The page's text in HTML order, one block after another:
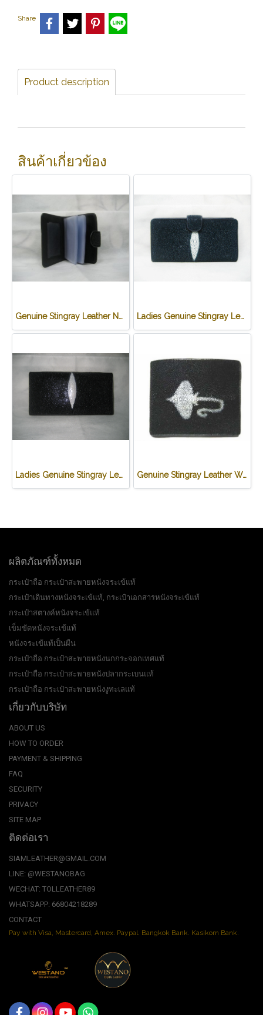
Share
Product description
สินค้าเกี่ยวข้อง
Genuine Stingray Leather Name Card Wallet/Purse in Black Colour #STM584W Ladies Genuine Stingray Leather Long Wallet/Purse in Blue Colour #STW564W
Ladies Genuine Stingray Leather Passport Wallet/Purse in Black Colour #STW552W Genuine Stingray Leather Wallet in Stingray Design #STM498W
ผลิตภัณฑ์ทั้งหมด
กระเป๋าถือ กระเป๋าสะพายหนังจระเข้แท้
กระเป๋าเดินทางหนังจระเข้แท้, กระเป๋าเอกสารหนังจระเข้แท้
กระเป๋าสตางค์หนังจระเข้แท้
เข็มขัดหนังจระเข้แท้
หนังจระเข้แท้เป็นผืน
กระเป๋าถือ กระเป๋าสะพายหนังนกกระจอกเทศแท้
กระเป๋าถือ กระเป๋าสะพายหนังปลากระเบนแท้
กระเป๋าถือ กระเป๋าสะพายหนังงูทะเลแท้
เกี่ยวกับบริษัท
ABOUT US
HOW TO ORDER
PAYMENT & SHIPPING
FAQ
SECURITY
PRIVACY
SITE MAP
ติดต่อเรา
SIAMLEATHER@GMAIL.COM
LINE: @WESTANOBAG
WECHAT: TOLLEATHER89
WHATSAPP: 66804218289
CONTACT
Pay with Visa, Mastercard, Amex. Paypal. Bangkok Bank. Kasikorn Bank.